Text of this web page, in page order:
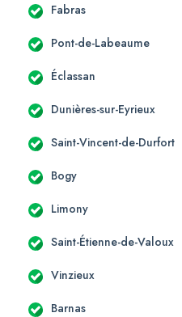
Fabras
Pont-de-Labeaume
Éclassan
Dunières-sur-Eyrieux
Saint-Vincent-de-Durfort
Bogy
Limony
Saint-Étienne-de-Valoux
Vinzieux
Barnas